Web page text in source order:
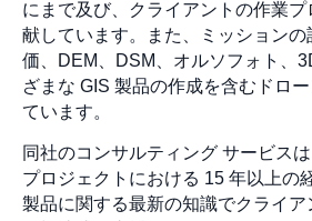
にまで及び、クライアントの作業
献しています。また、ミッション
価、DEM、DSM、オルソフォト、
ざまな GIS 製品の作成を含むドロ
ています。
同社のコンサルティング サービス
プロジェクトにおける 15 年以上の
製品に関する最新の知識でクライア